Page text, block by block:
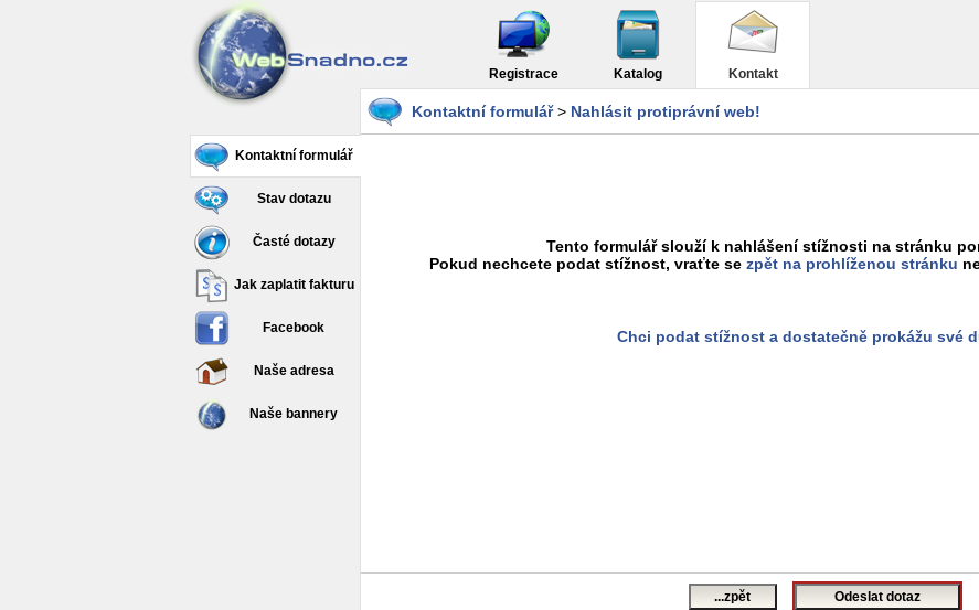
Registrace Katalog Kontakt
Kontaktní formulář
Stav dotazu
Časté dotazy
Jak zaplatit fakturu
Facebook
Naše adresa
Naše bannery
Kontaktní formulář> Nahlásit protiprávní web!
Tento formulář slouží k nahlášení stížnosti na stránku
Pokud nechcete podat stížnost, vraťte se zpět na prohlíženou stránku
Chci podat stížnost a dostatečně prokážu své